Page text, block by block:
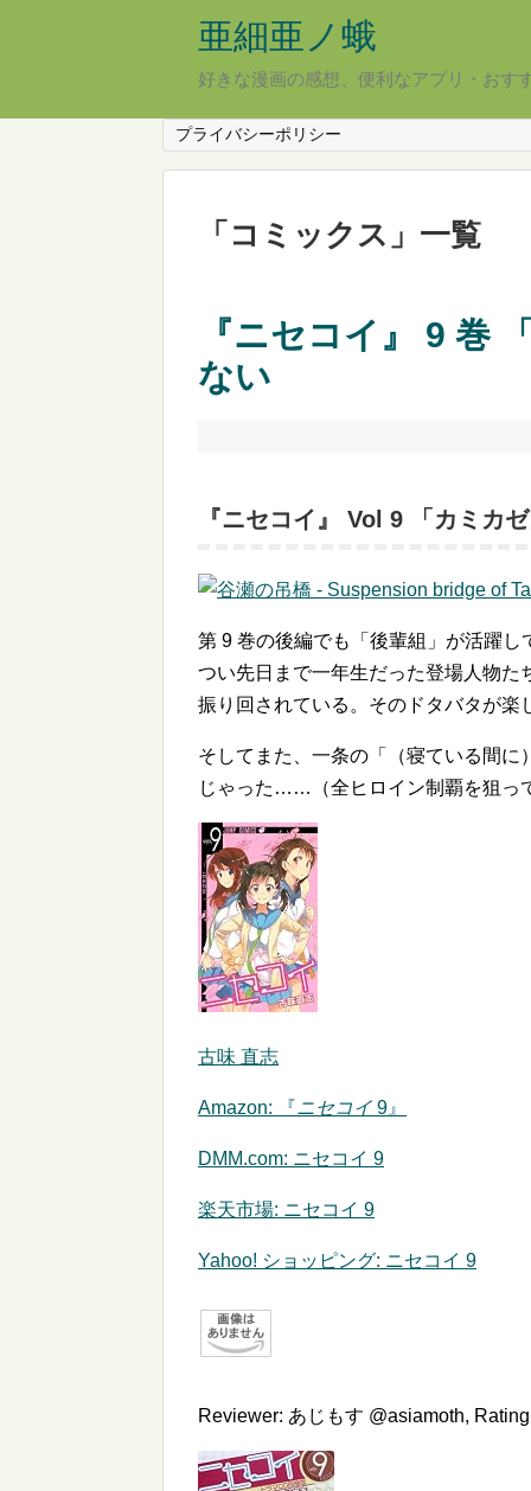
亜細亜ノ蛾
好きな漫画の感想、便利なアプリ・おす
プライバシーポリシー
「 コミックス 」 一覧
『ニセコイ』 9 巻
ない
『ニセコイ』 Vol 9 「カミカゼ
第 9 巻の後編でも「後輩組」が活躍し
つい先日まで一年生だった登場人物
振り回されている。そのドタバタが楽
そしてまた、一条の「（寝ている間に）
じゃった……（全ヒロイン制覇を狙っ
古味 直志
Amazon: 『ニセコイ 9』
DMM.com: ニセコイ 9
楽天市場: ニセコイ 9
Yahoo! ショッピング: ニセコイ 9
Reviewer: あじもす @asiamoth,